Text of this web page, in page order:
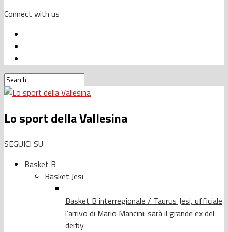
Connect with us
Lo sport della Vallesina
SEGUICI SU
Basket B
Basket Jesi
Basket B interregionale / Taurus Jesi, ufficiale
l’arrivo di Mario Mancini: sarà il grande ex del
derby